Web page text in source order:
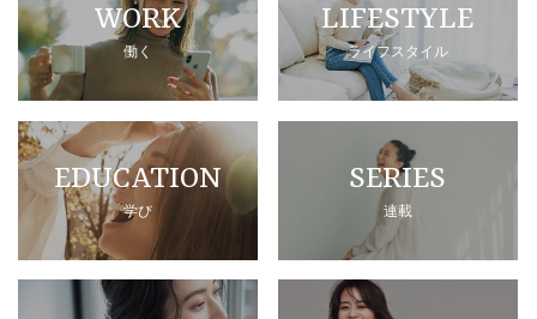
WORK
働く
LIFESTYLE
ライフスタイル
EDUCATION
学び
SERIES
連載